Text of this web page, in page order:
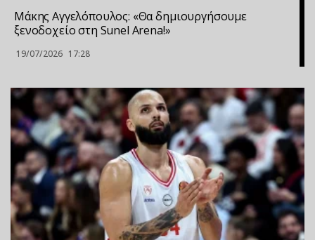
Μάκης Αγγελόπουλος: «Θα δημιουργήσουμε
ξενοδοχείο στη Sunel Arena!»
19/07/2026 17:28